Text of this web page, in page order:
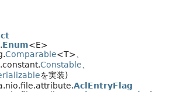
Enum<E>
Comparable<T>、
Constable
を実装)
AclEntryFlag